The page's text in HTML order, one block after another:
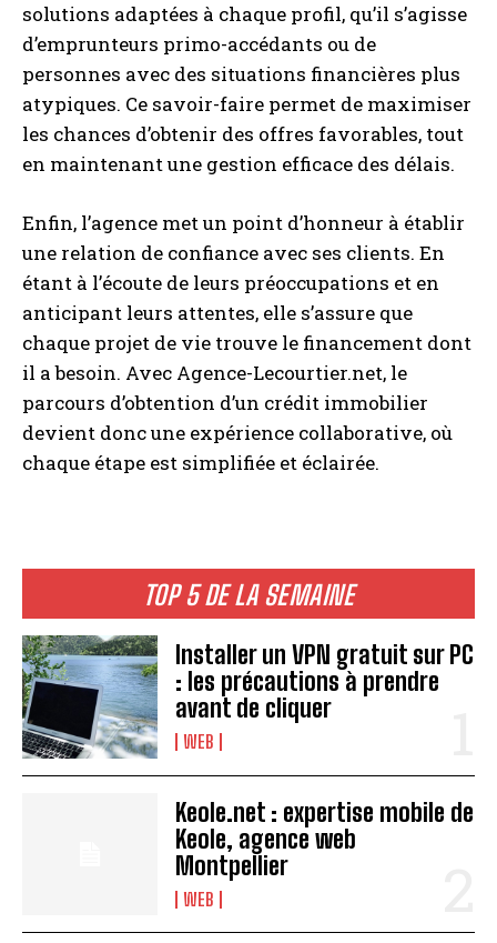
TOP 5 DE LA SEMAINE
Installer un VPN gratuit sur PC
: les précautions à prendre
avant de cliquer
WEB
Keole.net : expertise mobile de
Keole, agence web
Montpellier
WEB
solutions adaptées à chaque profil, qu’il s’agisse
d’emprunteurs primo-accédants ou de
personnes avec des situations financières plus
atypiques. Ce savoir-faire permet de maximiser
les chances d’obtenir des offres favorables, tout
en maintenant une gestion efficace des délais.
Enfin, l’agence met un point d’honneur à établir
une relation de confiance avec ses clients. En
étant à l’écoute de leurs préoccupations et en
anticipant leurs attentes, elle s’assure que
chaque projet de vie trouve le financement dont
il a besoin. Avec Agence-Lecourtier.net, le
parcours d’obtention d’un crédit immobilier
devient donc une expérience collaborative, où
chaque étape est simplifiée et éclairée.